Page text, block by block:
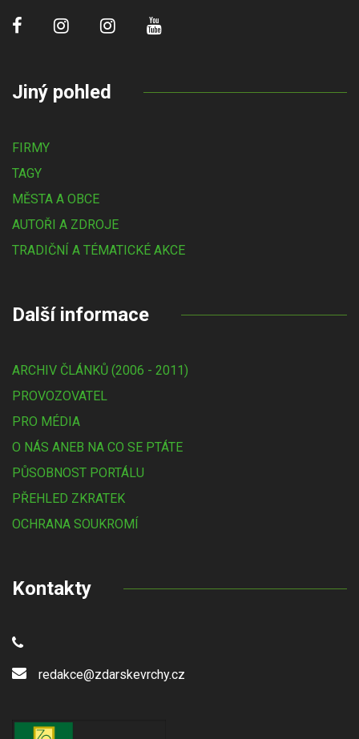
Jiný pohled
FIRMY
TAGY
MĚSTA A OBCE
AUTOŘI A ZDROJE
TRADIČNÍ A TÉMATICKÉ AKCE
Další informace
ARCHIV ČLÁNKŮ (2006 - 2011)
PROVOZOVATEL
PRO MÉDIA
O NÁS ANEB NA CO SE PTÁTE
PŮSOBNOST PORTÁLU
PŘEHLED ZKRATEK
OCHRANA SOUKROMÍ
Kontakty
redakce@zdarskevrchy.cz